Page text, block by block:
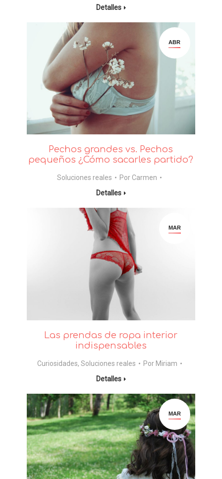
Detalles
ABR
Pechos grandes vs. Pechos
pequeños ¿Cómo sacarles partido?
Soluciones reales Por Carmen
Detalles
MAR
Las prendas de ropa interior
indispensables
Curiosidades, Soluciones reales Por Miriam
Detalles
MAR